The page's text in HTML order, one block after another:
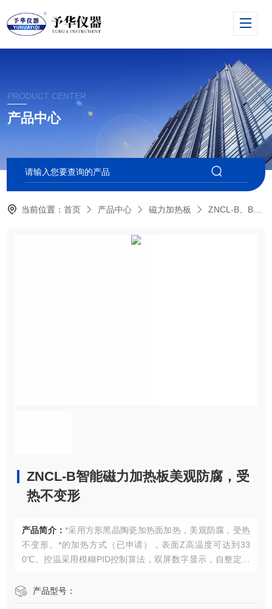
PRODUCT CENTER
产品中心
当前位置：首页 产品中心 磁力加热板 ZNCL-B、BS
ZNCL-B智能磁力加热板美观防腐，受
热不变形
产品简介： *采用方形黑晶陶瓷加热面加热，美观防腐，受热
不变形。*的加热方式（已申请），表面Z高温度可达到33
0℃。控温采用模糊PID控制算法，双屏数字显示，自整定功
偶测温，可控硅控制输出，160-240V宽电压电源，并有断偶
产品型号：